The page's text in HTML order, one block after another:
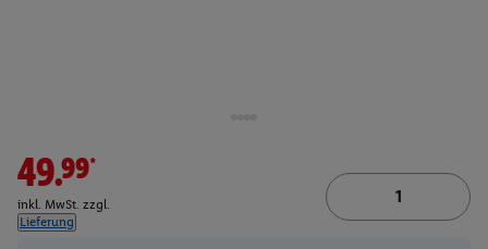
49.99*
inkl. MwSt. zzgl.
Lieferung